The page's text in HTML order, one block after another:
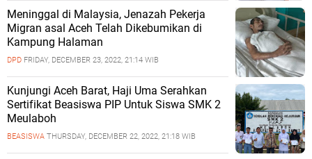
Meninggal di Malaysia, Jenazah Pekerja
Migran asal Aceh Telah Dikebumikan di
Kampung Halaman
DPD FRIDAY, DECEMBER 23, 2022, 21:14 WIB
Kunjungi Aceh Barat, Haji Uma Serahkan
Sertifikat Beasiswa PIP Untuk Siswa SMK 2
Meulaboh
BEASISWA THURSDAY, DECEMBER 22, 2022, 21:18 WIB